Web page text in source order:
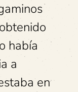
había
a
en